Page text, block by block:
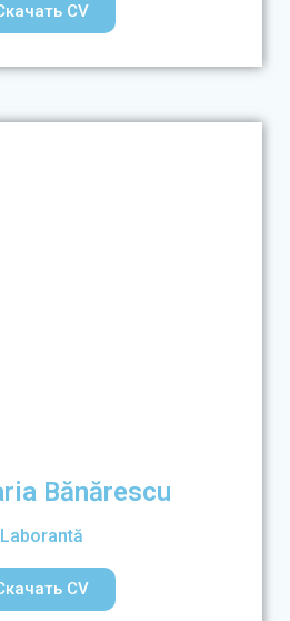
CV
Bănărescu
Laborantă
CV